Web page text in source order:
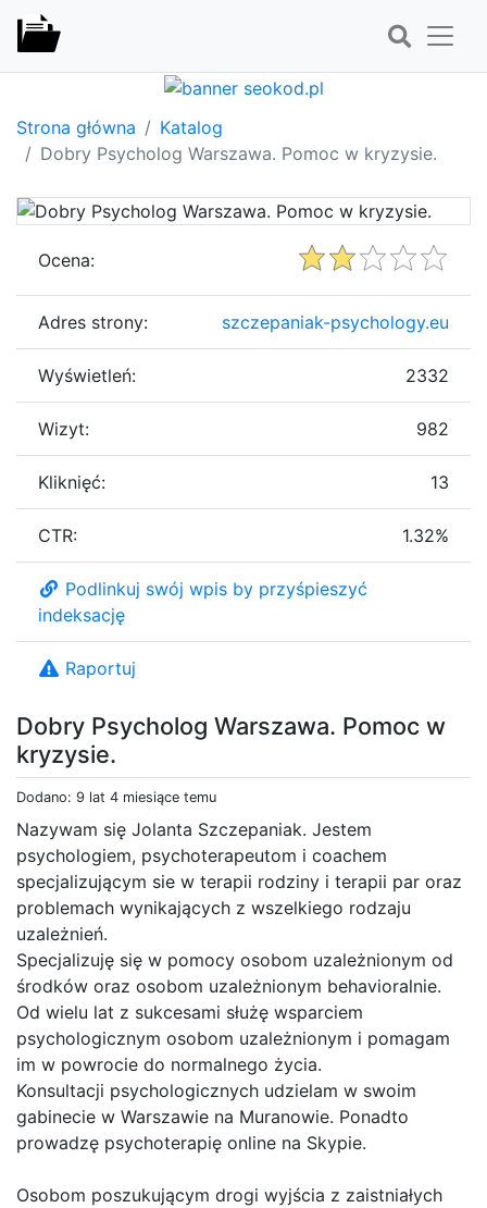
Strona główna
Katalog
Dobry Psycholog Warszawa. Pomoc w kryzysie.
Dobry Psycholog Warszawa. Pomoc w
kryzysie.
Dodano: 9 lat 4 miesiące temu
Nazywam się Jolanta Szczepaniak. Jestem
psychologiem, psychoterapeutom i coachem
specjalizującym sie w terapii rodziny i terapii par oraz
problemach wynikających z wszelkiego rodzaju
uzależnień.
Specjalizuję się w pomocy osobom uzależnionym od
środków oraz osobom uzależnionym behavioralnie.
Od wielu lat z sukcesami służę wsparciem
psychologicznym osobom uzależnionym i pomagam
im w powrocie do normalnego życia.
Konsultacji psychologicznych udzielam w swoim
gabinecie w Warszawie na Muranowie. Ponadto
prowadzę psychoterapię online na Skypie.
Osobom poszukującym drogi wyjścia z zaistniałych
Ocena:
Adres strony: szczepaniak-psychology.eu
Wyświetleń: 2332
Wizyt: 982
Kliknięć: 13
CTR: 1.32%
Podlinkuj swój wpis by przyśpieszyć
indeksację
Raportuj